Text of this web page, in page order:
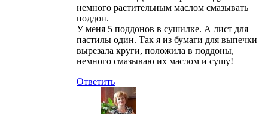
немного растительным маслом смазывать
поддон.
У меня 5 поддонов в сушилке. А лист для
пастилы один. Так я из бумаги для выпечки
вырезала круги, положила в поддоны,
немного смазываю их маслом и сушу!
Ответить